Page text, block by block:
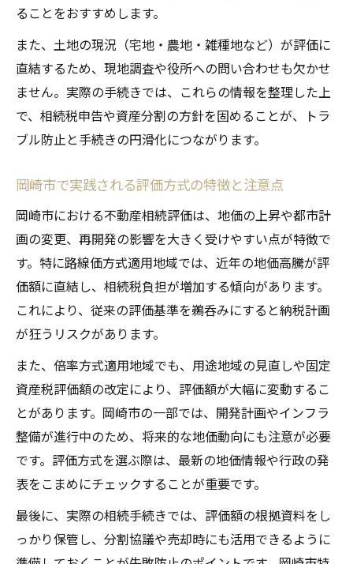
ることをおすすめします。
また、土地の現況（宅地・農地・雑種地など）が評価に
直結するため、現地調査や役所への問い合わせも欠かせ
ません。実際の手続きでは、これらの情報を整理した上
で、相続税申告や資産分割の方針を固めることが、トラ
ブル防止と手続きの円滑化につながります。
岡崎市で実践される評価方式の特徴と注意点
岡崎市における不動産相続評価は、地価の上昇や都市計
画の変更、再開発の影響を大きく受けやすい点が特徴で
す。特に路線価方式適用地域では、近年の地価高騰が評
価額に直結し、相続税負担が増加する傾向があります。
これにより、従来の評価基準を鵜呑みにすると納税計画
が狂うリスクがあります。
また、倍率方式適用地域でも、用途地域の見直しや固定
資産税評価額の改定により、評価額が大幅に変動するこ
とがあります。岡崎市の一部では、開発計画やインフラ
整備が進行中のため、将来的な地価動向にも注意が必要
です。評価方式を選ぶ際は、最新の地価情報や行政の発
表をこまめにチェックすることが重要です。
最後に、実際の相続手続きでは、評価額の根拠資料をし
っかり保管し、分割協議や売却時にも活用できるように